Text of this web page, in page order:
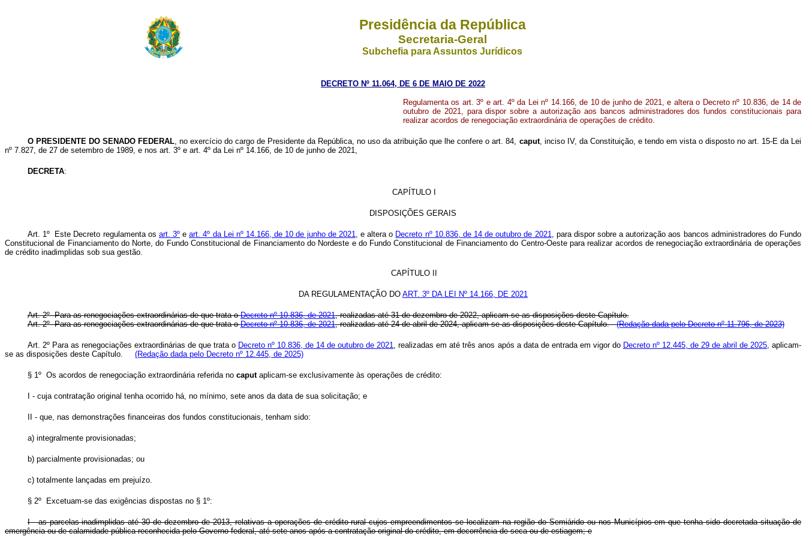
Presidência da República
Secretaria-Geral
Subchefia para Assuntos Jurídicos
DECRETO Nº 11.064, DE 6 DE MAIO DE 2022
Regulamenta os art. 3º e art. 4º da Lei nº 14.166, de 10 de junho de 2021, e altera o Decreto nº 10.836, de 14 de
outubro de 2021, para dispor sobre a autorização aos bancos administradores dos fundos constitucionais para
realizar acordos de renegociação extraordinária de operações de crédito.
O PRESIDENTE DO SENADO FEDERAL, no exercício do cargo de Presidente da República, no uso da atribuição que lhe confere o art. 84, caput, inciso IV, da Constituição, e tendo em vista o disposto no art. 15-E da Lei
nº 7.827, de 27 de setembro de 1989, e nos art. 3º e art. 4º da Lei nº 14.166, de 10 de junho de 2021,
DECRETA:
CAPÍTULO I
DISPOSIÇÕES GERAIS
Art. 1º Este Decreto regulamenta os art. 3ºeart. 4º da Lei nº 14.166, de 10 de junho de 2021, e altera o Decreto nº 10.836, de 14 de outubro de 2021, para dispor sobre a autorização aos bancos administradores do Fundo
Constitucional de Financiamento do Norte, do Fundo Constitucional de Financiamento do Nordeste e do Fundo Constitucional de Financiamento do Centro-Oeste para realizar acordos de renegociação extraordinária de operações
de crédito inadimplidas sob sua gestão.
CAPÍTULO II
DA REGULAMENTAÇÃO DO ART. 3º DA LEI Nº 14.166, DE 2021
Art. 2º Para as renegociações extraordinárias de que trata oDecreto nº 10.836, de 2021, realizadas até 31 de dezembro de 2022, aplicam-se as disposições deste Capítulo.
Art. 2º Para as renegociações extraordinárias de que trata oDecreto nº 10.836, de 2021, realizadas até 24 de abril de 2024, aplicam-se as disposições deste Capítulo.(Redação dada pelo Decreto nº 11.796, de 2023)
Art. 2º Para as renegociações extraordinárias de que trata o Decreto nº 10.836, de 14 de outubro de 2021, realizadas em até três anos após a data de entrada em vigor do Decreto nº 12.445, de 29 de abril de 2025, aplicam-
se as disposições deste Capítulo.
(Redação dada pelo Decreto nº 12.445, de 2025)
§ 1º Os acordos de renegociação extraordinária referida no caputaplicam-se exclusivamente às operações de crédito:
I - cuja contratação original tenha ocorrido há, no mínimo, sete anos da data de sua solicitação; e
II - que, nas demonstrações financeiras dos fundos constitucionais, tenham sido:
a) integralmente provisionadas;
b) parcialmente provisionadas; ou
c) totalmente lançadas em prejuízo.
§ 2º Excetuam-se das exigências dispostas no § 1º:
I - as parcelas inadimplidas até 30 de dezembro de 2013, relativas a operações de crédito rural cujos empreendimentos se localizam na região do Semiárido ou nos Municípios em que tenha sido decretada situação de
emergência ou de calamidade pública reconhecida pelo Governo federal, até sete anos após a contratação original do crédito, em decorrência de seca ou de estiagem; e